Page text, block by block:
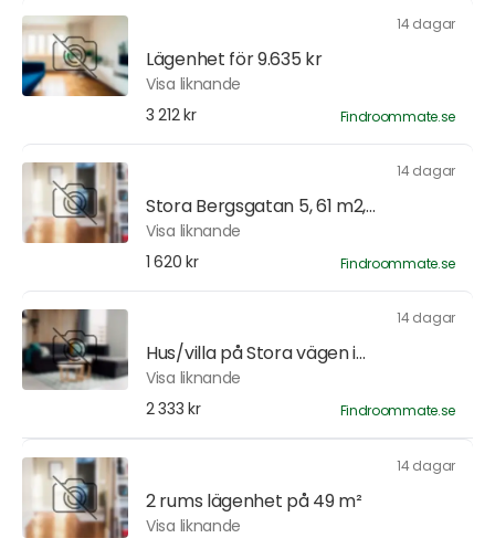
14 dagar
Lägenhet för 9.635 kr
Visa liknande
3 212 kr
Findroommate.se
14 dagar
Stora Bergsgatan 5, 61 m2,...
Visa liknande
1 620 kr
Findroommate.se
14 dagar
Hus/villa på Stora vägen i...
Visa liknande
2 333 kr
Findroommate.se
14 dagar
2 rums lägenhet på 49 m²
Visa liknande